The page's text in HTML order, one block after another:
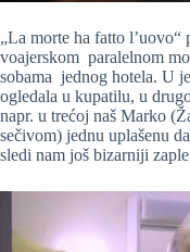
„La morte ha fatto
voajerskom paralelnom
sobama jednog hotela. U
ogledala u kupatilu, u
napr. u trećoj naš Marko
sečivom) jednu uplašenu
sledi nam još bizarniji